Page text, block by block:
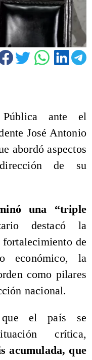
ante el
José Antonio
abordó aspectos
de su
una “triple
destacó la
de
económico, la
como pilares
nacional.
que el país se
crítica,
acumulada, que